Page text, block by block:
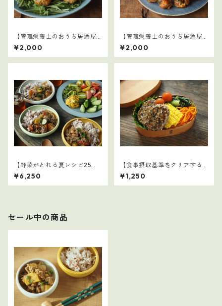
【管理栄養士のおうち居酒屋1
0選】2
¥2,000
【管理栄養士のおうち居酒屋1
0選】1
¥2,000
【野菜がとれる夏レシピ25
選】3
¥6,250
【食事摂取基準をクリアする
学童弁当（夏休み編）】2
¥1,250
セール中の商品